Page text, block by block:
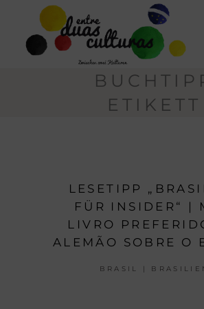
ETIKETT
LESETIPP
FÜR INSIDER“ |
LIVRO
ALEMÃO SOBRE O
BRASIL |